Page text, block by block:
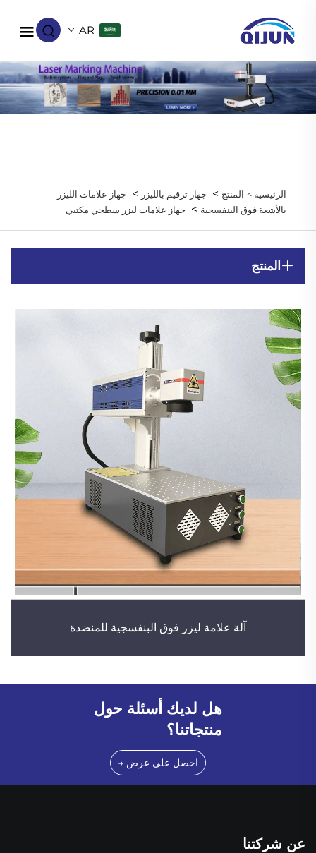
AR
الرئيسية > المنتج > جهاز ترقيم بالليزر >
جهاز علامات الليزر
بالأشعة فوق البنفسجية > جهاز علامات ليزر سطحي مكتبي
المنتج
آلة علامة ليزر فوق البنفسجية للمنضدة
هل لديك أسئلة حول
منتجاتنا؟
احصل على عرض →
عن شركتنا